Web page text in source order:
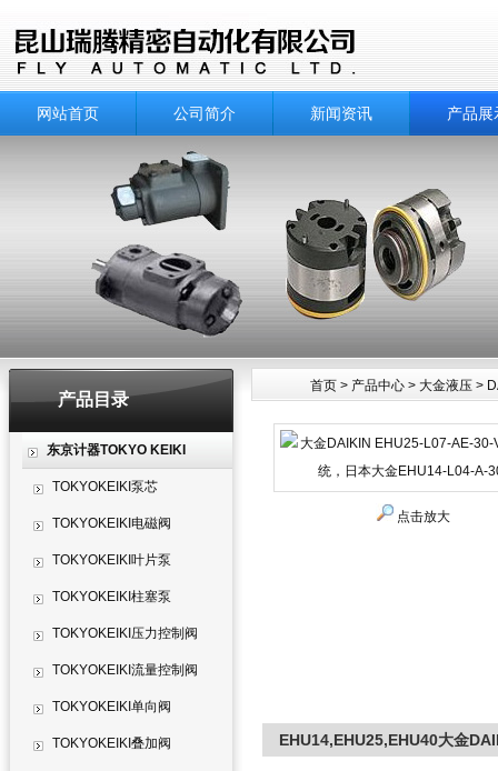
网站首页 公司简介 新闻资讯 产品展
产品目录
东京计器TOKYO KEIKI
TOKYOKEIKI泵芯
TOKYOKEIKI电磁阀
TOKYOKEIKI叶片泵
TOKYOKEIKI柱塞泵
TOKYOKEIKI压力控制阀
TOKYOKEIKI流量控制阀
TOKYOKEIKI单向阀
TOKYOKEIKI叠加阀
首页 > 产品中心 > 大金液压 >
产品中心
点击放大
EHU14,EHU25,EHU40大金